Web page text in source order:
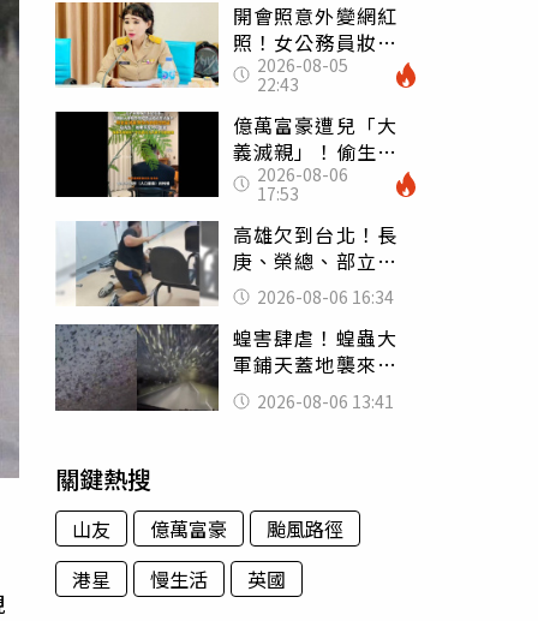
開會照意外變網紅
照！女公務員妝容
掀2千則留言 本人
怒嗆：化妝有錯嗎
2026-08-05
22:43
億萬富豪遭兒「大
義滅親」！偷生子
怕曝光 竟盜鄰居
身份辦假證落戶
2026-08-06
17:53
高雄欠到台北！長
庚、榮總、部立醫
院都受害 「醫療
暴力男」離譜紀錄
曝光
2026-08-06 16:34
蝗害肆虐！蝗蟲大
軍鋪天蓋地襲來宛
如末日 網驚：聖
經十災
2026-08-06 13:41
關鍵熱搜
山友 億萬富豪
颱風路徑
港星
慢生活 英國